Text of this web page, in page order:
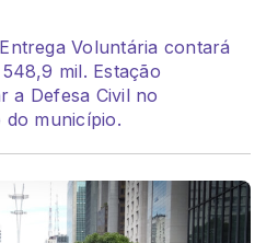
Voluntária contará
mil. Estação
a Defesa Civil no
do município.